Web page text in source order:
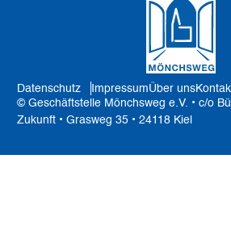
Datenschutz ImpressumÜber uns
© Geschäftstelle Mönchsweg e.V. • c/o
Zukunft • Grasweg 35 • 24118 Kiel